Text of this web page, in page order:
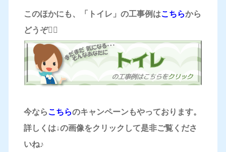
このほかにも、「トイレ」の工事例はこちらから
どうぞ💁‍♀️
今ならこちらのキャンペーンもやっております。
詳しくは↓の画像をクリックして是非ご覧くださ
いね♪